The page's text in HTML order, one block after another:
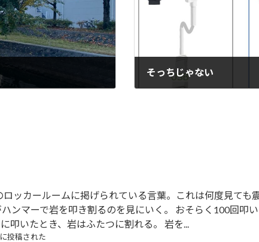
そっちじゃない
ッカールームに掲げられている言葉。これは何度見ても
ンマーで岩を叩き割るのを見にいく。 おそらく100回叩
叩いたとき、岩はふたつに割れる。 岩を...
投稿された